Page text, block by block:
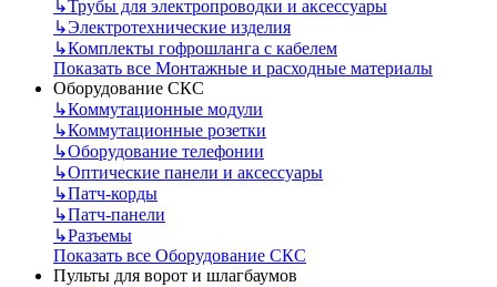
↳Трубы для электропроводки и аксессуары
↳Электротехнические изделия
↳Комплекты гофрошланга с кабелем
Показать все Монтажные и расходные материалы
Оборудование СКС
↳Коммутационные модули
↳Коммутационные розетки
↳Оборудование телефонии
↳Оптические панели и аксессуары
↳Патч-корды
↳Патч-панели
↳Разъемы
Показать все Оборудование СКС
Пульты для ворот и шлагбаумов